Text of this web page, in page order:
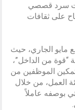
سرد قصصي
على ثقافات
مايو الجاري، حيث
“قوة من الداخل”،
على تمكين الموظفين من
العمل، من خلال
بوصفه عاملاً